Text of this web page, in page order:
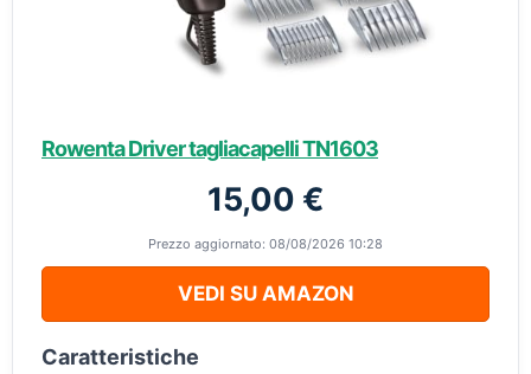
Rowenta Driver tagliacapelli TN1603
15,00 €
Prezzo aggiornato: 08/08/2026 10:28
VEDI SU AMAZON
Caratteristiche